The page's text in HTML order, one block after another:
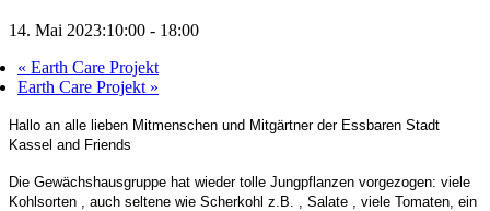
14. Mai 2023:10:00 - 18:00
« Earth Care Projekt
Earth Care Projekt »
Hallo an alle lieben Mitmenschen und Mitgärtner der Essbaren Stadt
Kassel and Friends
Die Gewächshausgruppe hat wieder tolle Jungpflanzen vorgezogen: viele
Kohlsorten , auch seltene wie Scherkohl z.B. , Salate , viele Tomaten, ein